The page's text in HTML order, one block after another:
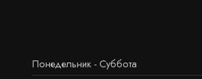
Понедельник - Суббота